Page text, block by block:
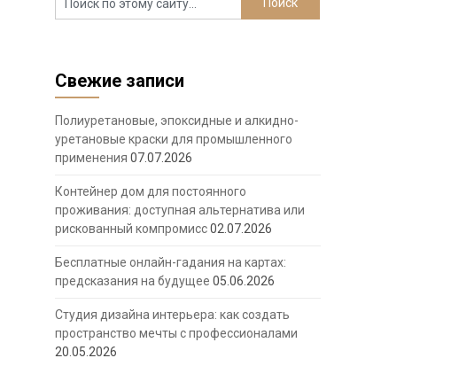
Свежие записи
Полиуретановые, эпоксидные и алкидно-
уретановые краски для промышленного
применения 07.07.2026
Контейнер дом для постоянного
проживания: доступная альтернатива или
рискованный компромисс02.07.2026
Бесплатные онлайн-гадания на картах:
предсказания на будущее 05.06.2026
Студия дизайна интерьера: как создать
пространство мечты с профессионалами
20.05.2026